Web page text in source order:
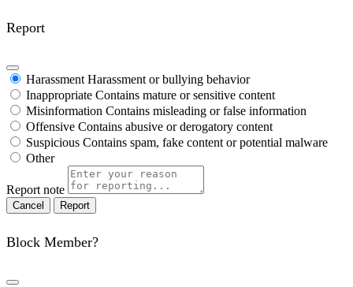
Report
Harassment Harassment or bullying behavior
Inappropriate Contains mature or sensitive content
Misinformation Contains misleading or false information
Offensive Contains abusive or derogatory content
Suspicious Contains spam, fake content or potential malware
Other
Report note
Report
Block Member?